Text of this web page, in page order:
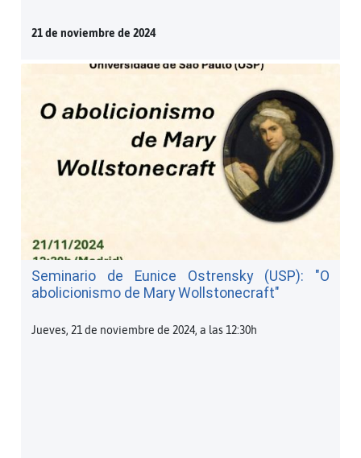
21 de noviembre de 2024
Seminario de Eunice Ostrensky (USP): "O
abolicionismo de Mary Wollstonecraft"
Jueves, 21 de noviembre de 2024, a las 12:30h